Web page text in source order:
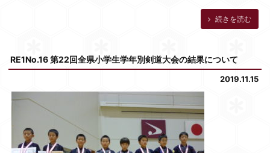
続きを読む
RE1No.16 第22回全県小学生学年別剣道大会の結果について
2019.11.15